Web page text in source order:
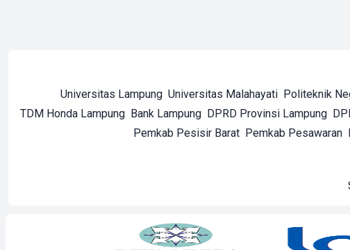
Universitas Lampung Universitas Malahayati Politeknik
TDM Honda Lampung Bank Lampung DPRD Provinsi Lampung
Pemkab Pesisir Barat Pemkab Pesawaran